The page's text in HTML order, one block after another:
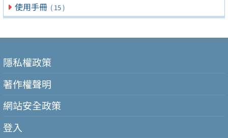
使用手冊 ( 15 )
隱私權政策
著作權聲明
網站安全政策
登入